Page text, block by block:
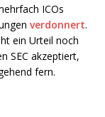
ICOs
verdonnert.
ein Urteil noch
SEC akzeptiert,
fern.